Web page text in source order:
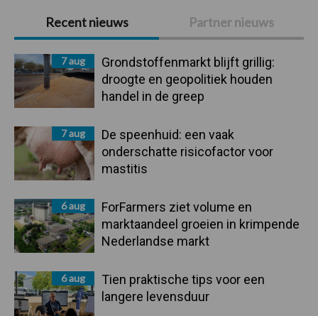
Primaire
Sidebar
Recent nieuws Partner nieuws
7 aug
Grondstoffenmarkt blijft grillig:
droogte en geopolitiek houden
handel in de greep
7 aug
De speenhuid: een vaak
onderschatte risicofactor voor
mastitis
6 aug
ForFarmers ziet volume en
marktaandeel groeien in krimpende
Nederlandse markt
6 aug
Tien praktische tips voor een
langere levensduur